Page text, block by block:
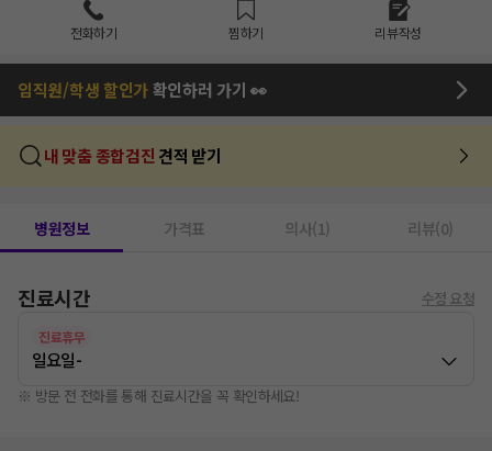
전화하기 찜하기 리뷰작성
임직원/학생 할인가확인하러 가기 👀
내 맞춤 종합검진 견적 받기
병원정보 가격표 의사(1) 리뷰(0)
진료시간 수정 요청
진료휴무
일요일-
※ 방문 전 전화를 통해 진료시간을 꼭 확인하세요!